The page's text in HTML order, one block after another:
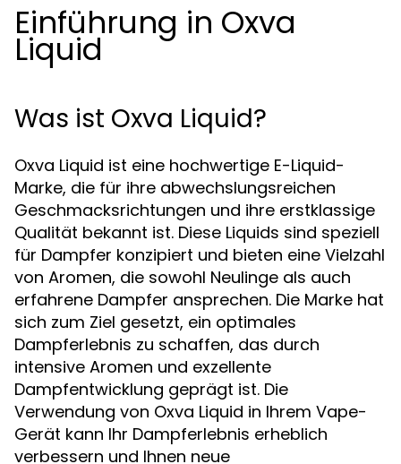
Einführung in Oxva
Liquid
Was ist Oxva Liquid?
Oxva Liquid ist eine hochwertige E-Liquid-
Marke, die für ihre abwechslungsreichen
Geschmacksrichtungen und ihre erstklassige
Qualität bekannt ist. Diese Liquids sind speziell
für Dampfer konzipiert und bieten eine Vielzahl
von Aromen, die sowohl Neulinge als auch
erfahrene Dampfer ansprechen. Die Marke hat
sich zum Ziel gesetzt, ein optimales
Dampferlebnis zu schaffen, das durch
intensive Aromen und exzellente
Dampfentwicklung geprägt ist. Die
Verwendung von Oxva Liquid in Ihrem Vape-
Gerät kann Ihr Dampferlebnis erheblich
verbessern und Ihnen neue